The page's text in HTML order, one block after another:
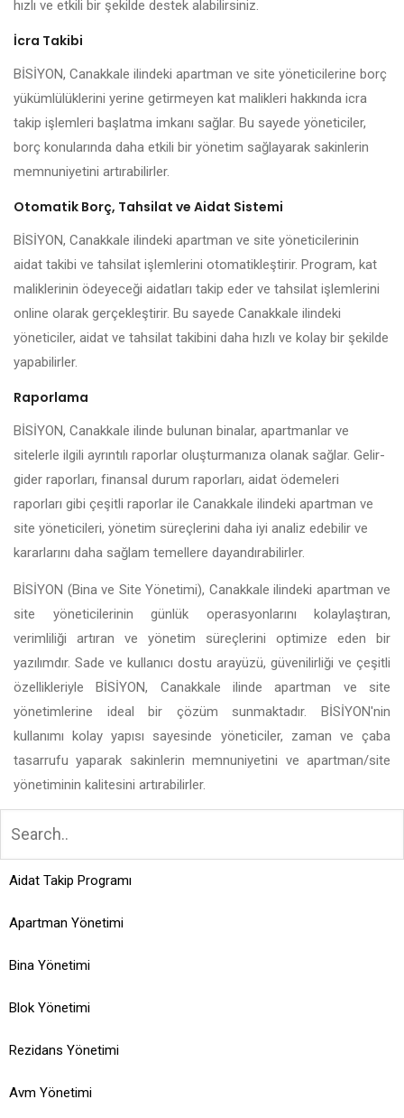
hızlı ve etkili bir şekilde destek alabilirsiniz.
İcra Takibi
BİSİYON, Canakkale ilindeki apartman ve site yöneticilerine borç
yükümlülüklerini yerine getirmeyen kat malikleri hakkında icra
takip işlemleri başlatma imkanı sağlar. Bu sayede yöneticiler,
borç konularında daha etkili bir yönetim sağlayarak sakinlerin
memnuniyetini artırabilirler.
Otomatik Borç, Tahsilat ve Aidat Sistemi
BİSİYON, Canakkale ilindeki apartman ve site yöneticilerinin
aidat takibi ve tahsilat işlemlerini otomatikleştirir. Program, kat
maliklerinin ödeyeceği aidatları takip eder ve tahsilat işlemlerini
online olarak gerçekleştirir. Bu sayede Canakkale ilindeki
yöneticiler, aidat ve tahsilat takibini daha hızlı ve kolay bir şekilde
yapabilirler.
Raporlama
BİSİYON, Canakkale ilinde bulunan binalar, apartmanlar ve
sitelerle ilgili ayrıntılı raporlar oluşturmanıza olanak sağlar. Gelir-
gider raporları, finansal durum raporları, aidat ödemeleri
raporları gibi çeşitli raporlar ile Canakkale ilindeki apartman ve
site yöneticileri, yönetim süreçlerini daha iyi analiz edebilir ve
kararlarını daha sağlam temellere dayandırabilirler.
BİSİYON (Bina ve Site Yönetimi), Canakkale ilindeki apartman ve
site yöneticilerinin günlük operasyonlarını kolaylaştıran,
verimliliği artıran ve yönetim süreçlerini optimize eden bir
yazılımdır. Sade ve kullanıcı dostu arayüzü, güvenilirliği ve çeşitli
özellikleriyle BİSİYON, Canakkale ilinde apartman ve site
yönetimlerine ideal bir çözüm sunmaktadır. BİSİYON'nin
kullanımı kolay yapısı sayesinde yöneticiler, zaman ve çaba
tasarrufu yaparak sakinlerin memnuniyetini ve apartman/site
yönetiminin kalitesini artırabilirler.
Aidat Takip Programı
Apartman Yönetimi
Bina Yönetimi
Blok Yönetimi
Rezidans Yönetimi
Avm Yönetimi